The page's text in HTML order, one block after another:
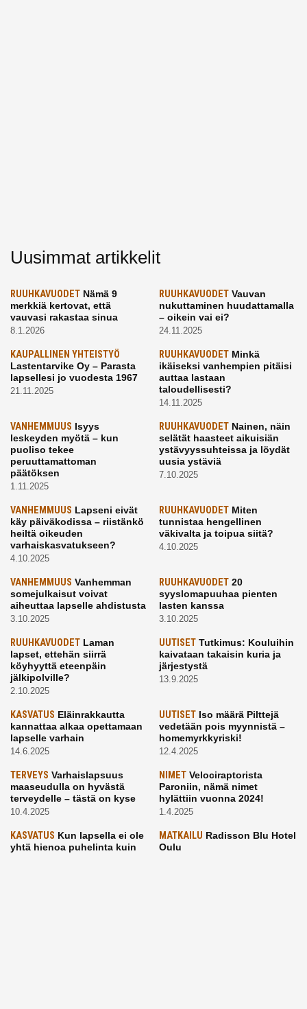
Uusimmat artikkelit
RUUHKAVUODET Nämä 9
merkkiä kertovat, että
vauvasi rakastaa sinua
8.1.2026
RUUHKAVUODETVauvan
nukuttaminen huudattamalla
– oikein vai ei?
24.11.2025
KAUPALLINEN YHTEISTYÖ
Lastentarvike Oy – Parasta
lapsellesi jo vuodesta 1967
21.11.2025
RUUHKAVUODETMinkä
ikäiseksi vanhempien pitäisi
auttaa lastaan
taloudellisesti?
14.11.2025
VANHEMMUUS Isyys
leskeyden myötä – kun
puoliso tekee
peruuttamattoman
päätöksen
1.11.2025
RUUHKAVUODETNainen, näin
selätät haasteet aikuisiän
ystävyyssuhteissa ja löydät
uusia ystäviä
7.10.2025
VANHEMMUUS Lapseni eivät
käy päiväkodissa – riistänkö
heiltä oikeuden
varhaiskasvatukseen?
4.10.2025
RUUHKAVUODETMiten
tunnistaa hengellinen
väkivalta ja toipua siitä?
4.10.2025
VANHEMMUUS Vanhemman
somejulkaisut voivat
aiheuttaa lapselle ahdistusta
3.10.2025
RUUHKAVUODET20
syyslomapuuhaa pienten
lasten kanssa
3.10.2025
RUUHKAVUODET Laman
lapset, ettehän siirrä
köyhyyttä eteenpäin
jälkipolville?
2.10.2025
UUTISETTutkimus: Kouluihin
kaivataan takaisin kuria ja
järjestystä
13.9.2025
KASVATUS Eläinrakkautta
kannattaa alkaa opettamaan
lapselle varhain
14.6.2025
UUTISETIso määrä Pilttejä
vedetään pois myynnistä –
homemyrkkyriski!
12.4.2025
TERVEYS Varhaislapsuus
maaseudulla on hyvästä
terveydelle – tästä on kyse
10.4.2025
NIMETVelociraptorista
Paroniin, nämä nimet
hylättiin vuonna 2024!
1.4.2025
KASVATUS Kun lapsella ei ole
yhtä hienoa puhelinta kuin
MATKAILU Radisson Blu Hotel
Oulu